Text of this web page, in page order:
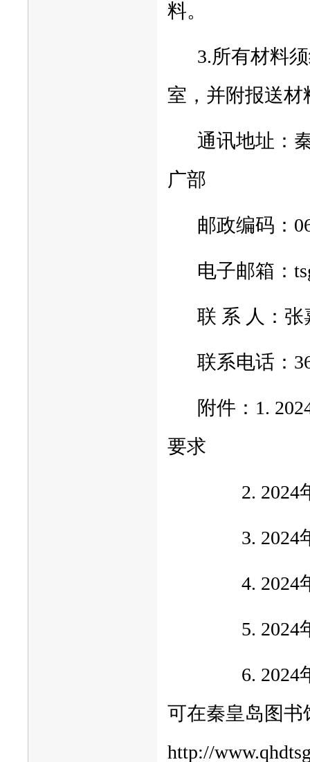
料。
3.所有材料
室，并附报送材
通讯地址：
广部
邮政编码：
电子邮箱：
联 系 人：
联系电话：
附件：1.
要求
2.
3. 2024
4.
5.
6.
可在秦皇岛图
http://